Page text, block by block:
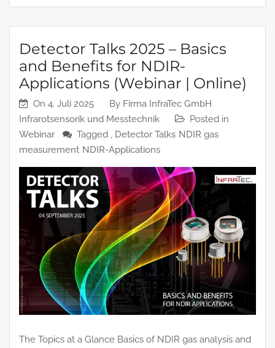
Detector Talks 2025 – Basics
and Benefits for NDIR-
Applications (Webinar | Online)
On 4. Juli 2025 By Firma InfraTec GmbH
Infrarotsensorik und Messtechnik
Posted in
Webinar
Tagged , Detector Talks NDIR gas
measurement NDIR-Applications
The Topics at a Glance Basics of NDIR gas analysis and